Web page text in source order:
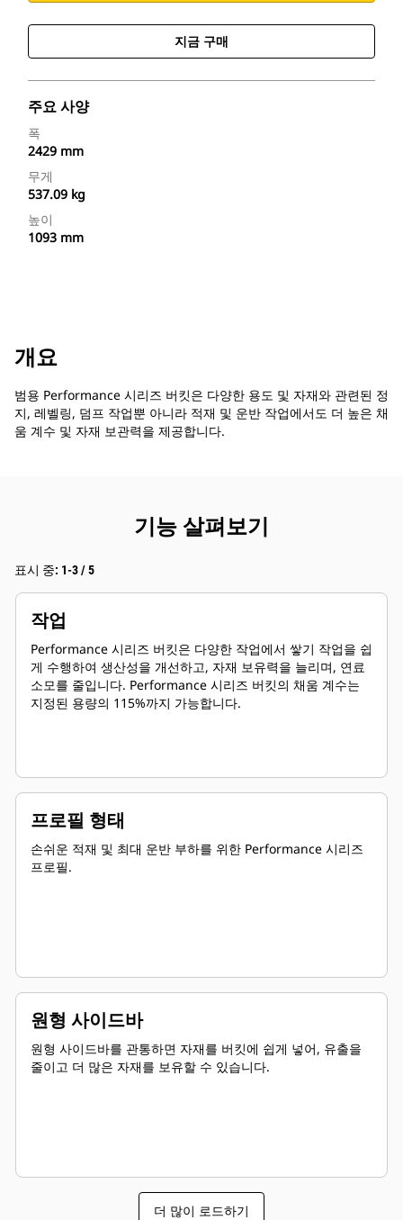
지금 구매
주요 사양
폭
2429 mm
무게
537.09 kg
높이
1093 mm
개요
범용 Performance 시리즈 버킷은 다양한 용도 및 자재와 관련된 정
지, 레벨링, 덤프 작업뿐 아니라 적재 및 운반 작업에서도 더 높은 채
움 계수 및 자재 보관력을 제공합니다.
기능 살펴보기
표시 중: 1-3 / 5
작업
Performance 시리즈 버킷은 다양한 작업에서 쌓기 작업을 쉽
게 수행하여 생산성을 개선하고, 자재 보유력을 늘리며, 연료
소모를 줄입니다. Performance 시리즈 버킷의 채움 계수는
지정된 용량의 115%까지 가능합니다.
프로필 형태
손쉬운 적재 및 최대 운반 부하를 위한 Performance 시리즈
프로필.
원형 사이드바
원형 사이드바를 관통하면 자재를 버킷에 쉽게 넣어, 유출을
줄이고 더 많은 자재를 보유할 수 있습니다.
더 많이 로드하기